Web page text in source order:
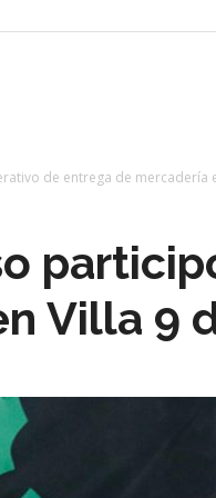
de entrega de mercadería
Villa 9